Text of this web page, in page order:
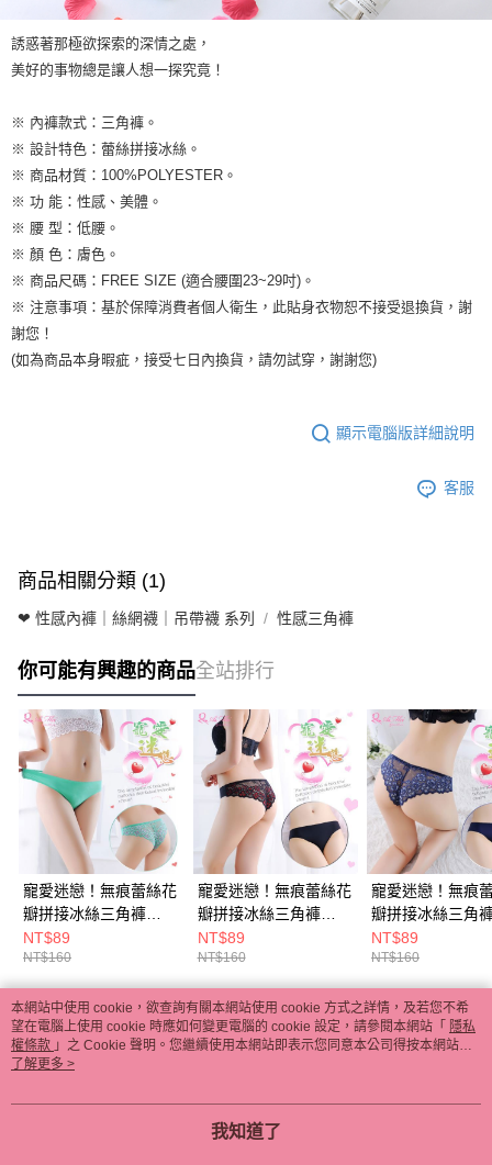
誘惑著那極欲探索的深情之處，
美好的事物總是讓人想一探究竟！
※ 內褲款式：三角褲。
※ 設計特色：蕾絲拼接冰絲。
※ 商品材質：100%POLYESTER。
※ 功 能：性感、美體。
※ 腰 型：低腰。
※ 顏 色：膚色。
※ 商品尺碼：FREE SIZE (適合腰圍23~29吋)。
※ 注意事項：基於保障消費者個人衛生，此貼身衣物恕不接受退換貨，謝
謝您！
(如為商品本身暇疵，接受七日內換貨，請勿試穿，謝謝您)
顯示電腦版詳細說明
客服
商品相關分類 (1)
❤ 性感內褲｜絲網襪｜吊帶襪 系列 性感三角褲
你可能有興趣的商品全站排行
寵愛迷戀！無痕蕾絲花
瓣拼接冰絲三角褲
﹝綠﹞ E538612
NT$89
NT$160
寵愛迷戀！無痕蕾絲花
瓣拼接冰絲三角褲
﹝黑﹞ E538611
NT$89
NT$160
寵愛迷戀！無痕
瓣拼接冰絲三角
藍﹞ E538610
NT$89
NT$160
熱門標籤
本網站中使用 cookie，欲查詢有關本網站使用 cookie 方式之詳情，及若您不希
望在電腦上使用 cookie 時應如何變更電腦的 cookie 設定，請參閱本網站「 隱私
權條款 」之 Cookie 聲明。您繼續使用本網站即表示您同意本公司得按本網站使
用條款之 Cookie 聲明使用 cookie。
了解更多 >
我知道了